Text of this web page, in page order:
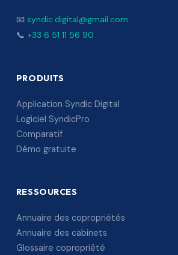
📧 syndic.digital@gmail.com
📞 +33 6 51 11 56 90
PRODUITS
Application Syndic Digital
Logiciel SyndicPro
Comparatif
Démo gratuite
RESSOURCES
Annuaire des copropriétés
Annuaire des cabinets
Glossaire copropriété